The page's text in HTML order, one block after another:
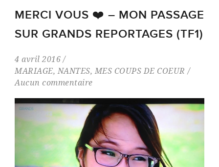
MERCI VOUS ❤️ – MON PASSAGE
SUR GRANDS REPORTAGES (TF1)
4 avril 2016
MARIAGE,NANTES,MES COUPS DE COEUR
Aucun commentaire